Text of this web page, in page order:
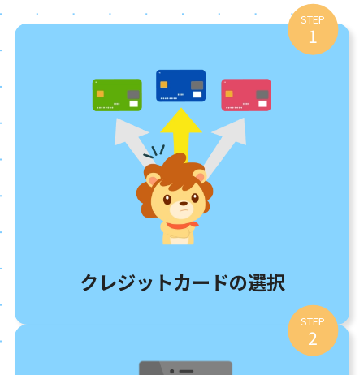
STEP
1
クレジットカードの選択
STEP
2